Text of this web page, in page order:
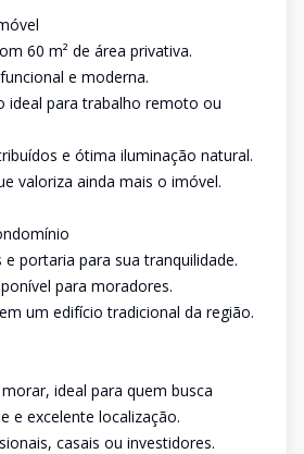
60 m² de área privativa.
e moderna.
ideal para trabalho remoto ou
e ótima iluminação natural.
valoriza ainda mais o imóvel.
e portaria para sua tranquilidade.
para moradores.
um edifício tradicional da região.
ideal para quem busca
e excelente localização.
casais ou investidores.